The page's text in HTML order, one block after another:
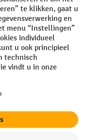
delivery charges,
De korting is niet van
met andere
| ² De korting
kan online worden
10%. Elektrische
heftrucks en